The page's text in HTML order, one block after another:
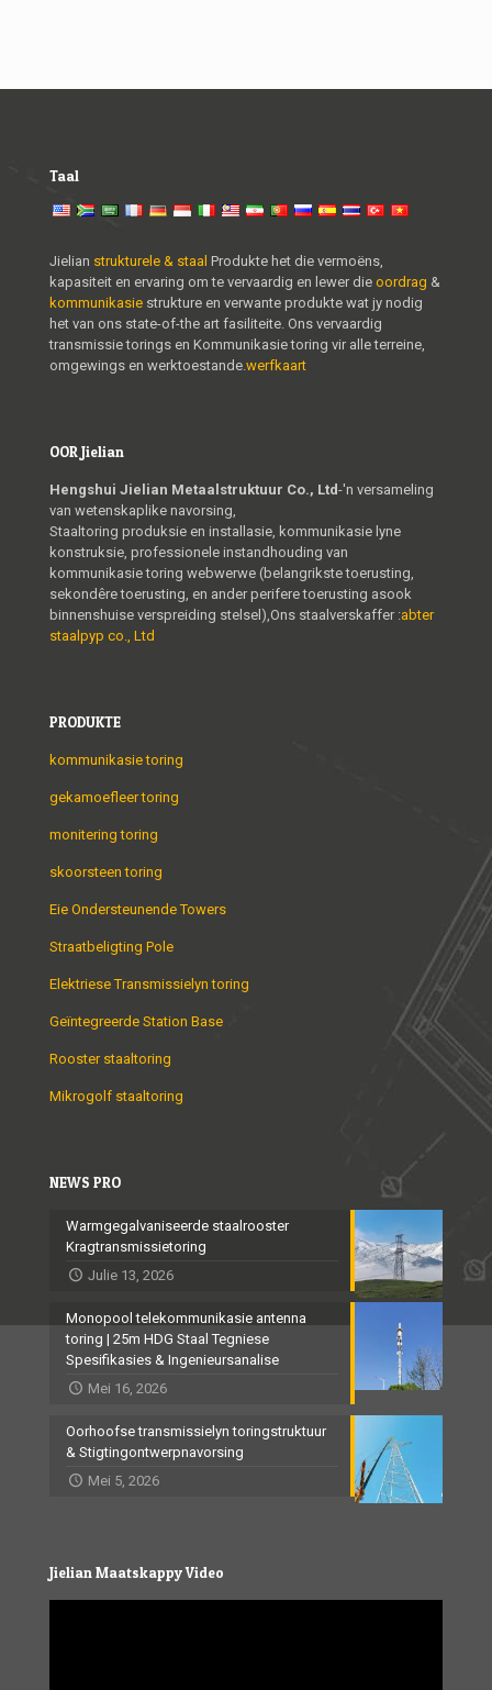
Taal
Jielian strukturele & staal Produkte het die vermoëns,
kapasiteit en ervaring om te vervaardig en lewer die oordrag &
kommunikasie strukture en verwante produkte wat jy nodig
het van ons state-of-the art fasiliteite. Ons vervaardig
transmissie torings en Kommunikasie toring vir alle terreine,
omgewings en werktoestande. werfkaart
OOR Jielian
Hengshui Jielian Metaalstruktuur Co., Ltd-'n versameling
van wetenskaplike navorsing,
Staaltoring produksie en installasie, kommunikasie lyne
konstruksie, professionele instandhouding van
kommunikasie toring webwerwe (belangrikste toerusting,
sekondêre toerusting, en ander perifere toerusting asook
binnenshuise verspreiding stelsel),Ons staalverskaffer :abter
staalpyp co., Ltd
PRODUKTE
kommunikasie toring
gekamoefleer toring
monitering toring
skoorsteen toring
Eie Ondersteunende Towers
Straatbeligting Pole
Elektriese Transmissielyn toring
Geïntegreerde Station Base
Rooster staaltoring
Mikrogolf staaltoring
NEWS PRO
Warmgegalvaniseerde staalrooster
Kragtransmissietoring
Julie 13, 2026
Monopool telekommunikasie antenna
toring | 25m HDG Staal Tegniese
Spesifikasies & Ingenieursanalise
Mei 16, 2026
Oorhoofse transmissielyn toringstruktuur
& Stigtingontwerpnavorsing
Mei 5, 2026
Jielian Maatskappy Video